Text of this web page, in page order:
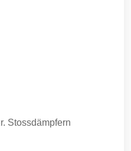
Stossdämpfern